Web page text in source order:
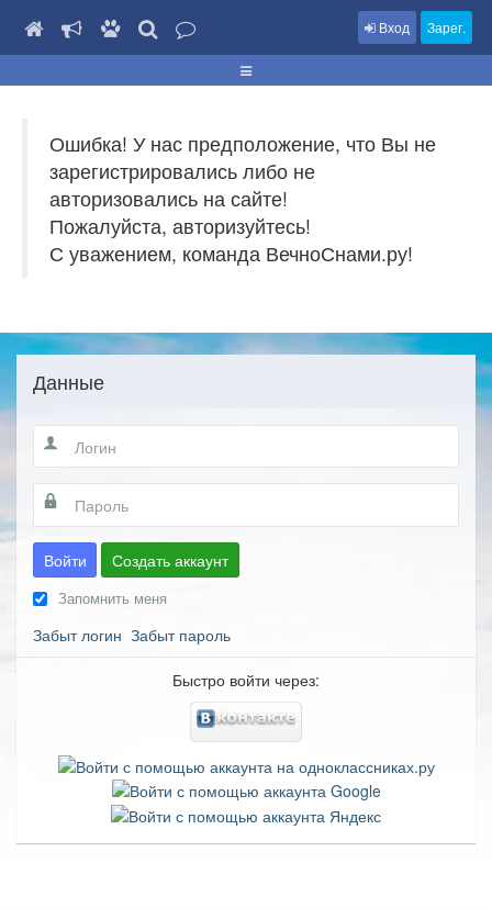
Вход Зарег.
Ошибка! У нас предположение, что Вы не
зарегистрировались либо не
авторизовались на сайте!
Пожалуйста, авторизуйтесь!
С уважением, команда ВечноСнами.ру!
Данные
Войти Создать аккаунт
Запомнить меня
Забыт логин Забыт пароль
Быстро войти через: